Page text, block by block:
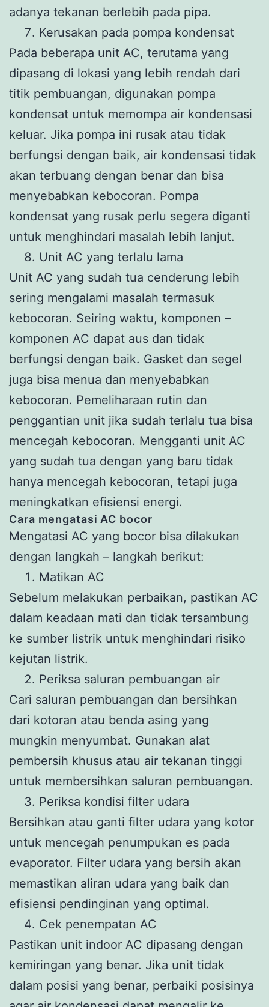
adanya tekanan berlebih pada pipa.
Kerusakan pada pompa kondensat
Pada beberapa unit AC, terutama yang
dipasang di lokasi yang lebih rendah dari
titik pembuangan, digunakan pompa
kondensat untuk memompa air kondensasi
keluar. Jika pompa ini rusak atau tidak
berfungsi dengan baik, air kondensasi tidak
akan terbuang dengan benar dan bisa
menyebabkan kebocoran. Pompa
kondensat yang rusak perlu segera diganti
untuk menghindari masalah lebih lanjut.
Unit AC yang terlalu lama
Unit AC yang sudah tua cenderung lebih
sering mengalami masalah termasuk
kebocoran. Seiring waktu, komponen –
komponen AC dapat aus dan tidak
berfungsi dengan baik. Gasket dan segel
juga bisa menua dan menyebabkan
kebocoran. Pemeliharaan rutin dan
penggantian unit jika sudah terlalu tua bisa
mencegah kebocoran. Mengganti unit AC
yang sudah tua dengan yang baru tidak
hanya mencegah kebocoran, tetapi juga
meningkatkan efisiensi energi.
Cara mengatasi AC bocor
Mengatasi AC yang bocor bisa dilakukan
dengan langkah – langkah berikut:
Matikan AC
Sebelum melakukan perbaikan, pastikan AC
dalam keadaan mati dan tidak tersambung
ke sumber listrik untuk menghindari risiko
kejutan listrik.
Periksa saluran pembuangan air
Cari saluran pembuangan dan bersihkan
dari kotoran atau benda asing yang
mungkin menyumbat. Gunakan alat
pembersih khusus atau air tekanan tinggi
untuk membersihkan saluran pembuangan.
Periksa kondisi filter udara
Bersihkan atau ganti filter udara yang kotor
untuk mencegah penumpukan es pada
evaporator. Filter udara yang bersih akan
memastikan aliran udara yang baik dan
efisiensi pendinginan yang optimal.
Cek penempatan AC
Pastikan unit indoor AC dipasang dengan
kemiringan yang benar. Jika unit tidak
dalam posisi yang benar, perbaiki posisinya